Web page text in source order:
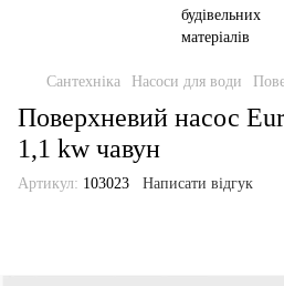
Сантехніка Насоси для води
Поверхневий насос
1,1 kw чавун
Артикул: 103023 Написати відгук